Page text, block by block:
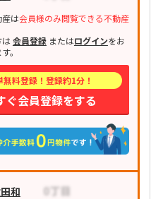
産は会員様のみ閲覧できる不動産
は会員登録またはログインをお
。
無料登録！登録約1分！
ぐ会員登録をする
和